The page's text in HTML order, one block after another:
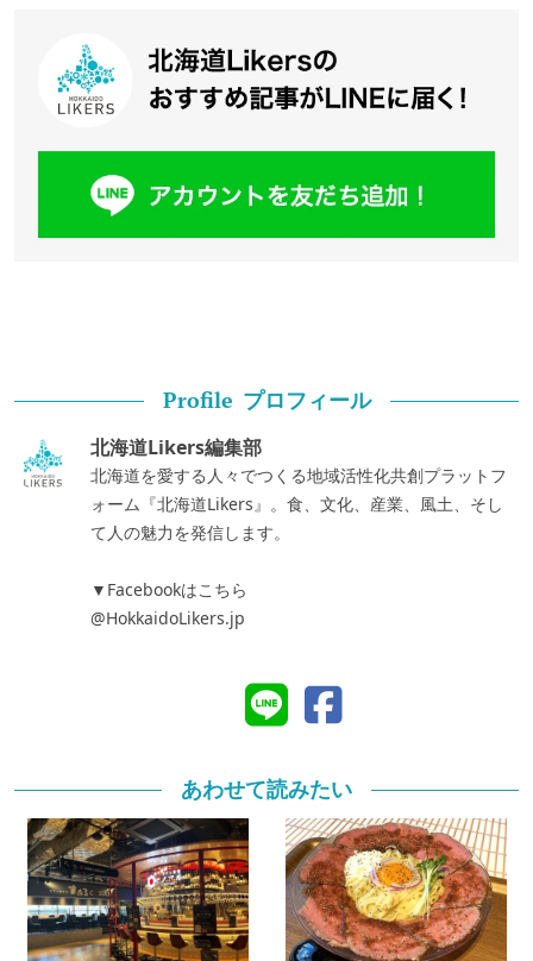
Profile プロフィール
北海道Likers編集部
北海道を愛する人々でつくる地域活性化共創プラットフ
ォーム『北海道Likers』。食、文化、産業、風土、そし
て人の魅力を発信します。
▼Facebookはこちら
@HokkaidoLikers.jp
あわせて読みたい